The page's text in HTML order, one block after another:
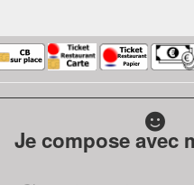
Je compose avec